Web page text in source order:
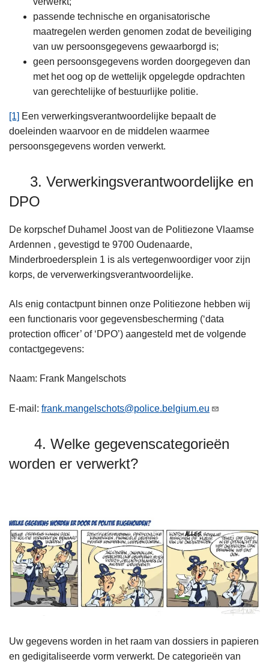
passende technische en organisatorische
maatregelen werden genomen zodat de beveiliging
van uw persoonsgegevens gewaarborgd is;
geen persoonsgegevens worden doorgegeven dan
met het oog op de wettelijk opgelegde opdrachten
van gerechtelijke of bestuurlijke politie.
[1] Een verwerkingsverantwoordelijke bepaalt de
doeleinden waarvoor en de middelen waarmee
persoonsgegevens worden verwerkt.
3. Verwerkingsverantwoordelijke en
DPO
De korpschef Duhamel Joost van de Politiezone Vlaamse
Ardennen , gevestigd te 9700 Oudenaarde,
Minderbroedersplein 1 is als vertegenwoordiger voor zijn
korps, de ververwerkingsverantwoordelijke.
Als enig contactpunt binnen onze Politiezone hebben wij
een functionaris voor gegevensbescherming (‘data
protection officer’ of ‘DPO’) aangesteld met de volgende
contactgegevens:
Naam: Frank Mangelschots
E-mail: frank.mangelschots@police.belgium.eu
4. Welke gegevenscategorieën
worden er verwerkt?
Uw gegevens worden in het raam van dossiers in papieren
en gedigitaliseerde vorm verwerkt. De categorieën van